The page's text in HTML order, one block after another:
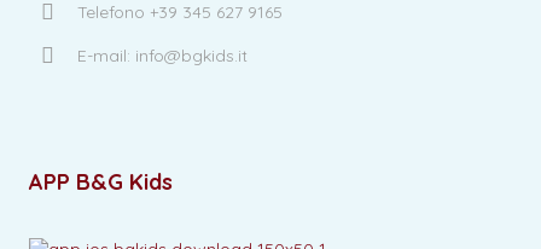
Telefono +39 345 627 9165
E-mail: info@bgkids.it
APP B&G Kids